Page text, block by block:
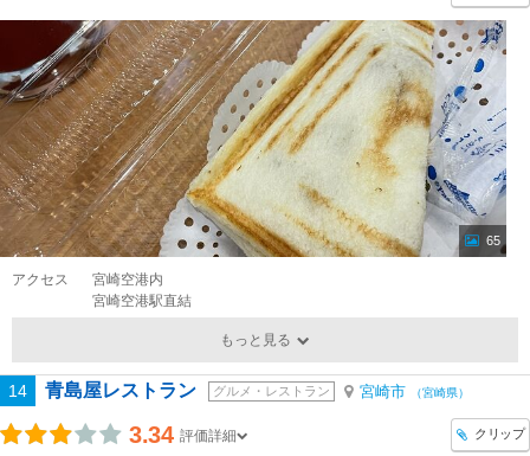
65
アクセス
宮崎空港内
宮崎空港駅直結
もっと見る
14 青島屋レストラン グルメ・レストラン 宮崎市 （宮崎県）
3.34 評価詳細 クリップ